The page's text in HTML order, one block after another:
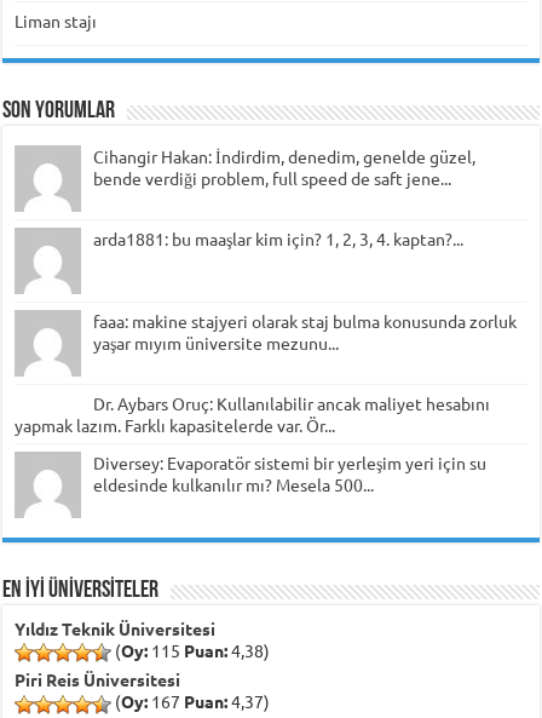
Liman stajı
Son Yorumlar
Cihangir Hakan: İndirdim, denedim, genelde güzel,
bende verdiği problem, full speed de saft jene...
arda1881: bu maaşlar kim için? 1, 2, 3, 4. kaptan?...
faaa: makine stajyeri olarak staj bulma konusunda zorluk
yaşar mıyım üniversite mezunu...
Dr. Aybars Oruç: Kullanılabilir ancak maliyet hesabını
yapmak lazım. Farklı kapasitelerde var. Ör...
Diversey: Evaporatör sistemi bir yerleşim yeri için su
eldesinde kulkanılır mı? Mesela 500...
EN İYİ ÜNİVERSİTELER
Yıldız Teknik Üniversitesi
(Oy: 115 Puan:4,38)
Piri Reis Üniversitesi
(Oy: 167 Puan:4,37)